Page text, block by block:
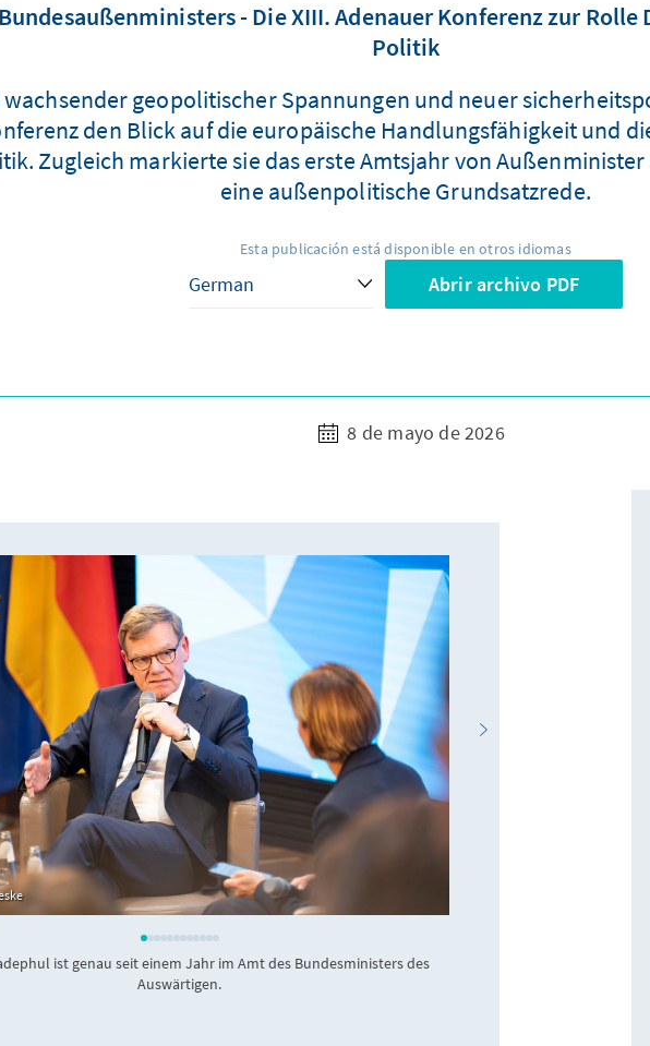
- Die XIII. Adenauer Konferenz zur
Politik
geopolitischer Spannungen und neuer
den Blick auf die europäische Handlungsfähigkeit und
Zugleich markierte sie das erste Amtsjahr von
eine außenpolitische Grundsatzrede.
Esta publicación está disponible en otros idiomas
Abrir archivo PDF
8 de mayo de 2026
ist genau seit einem Jahr im Amt des Bundesministers des
Auswärtigen.
diplomatischen